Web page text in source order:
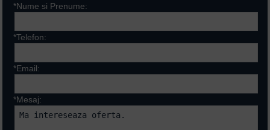
*Nume si Prenume:
*Telefon:
*Email:
*Mesaj: